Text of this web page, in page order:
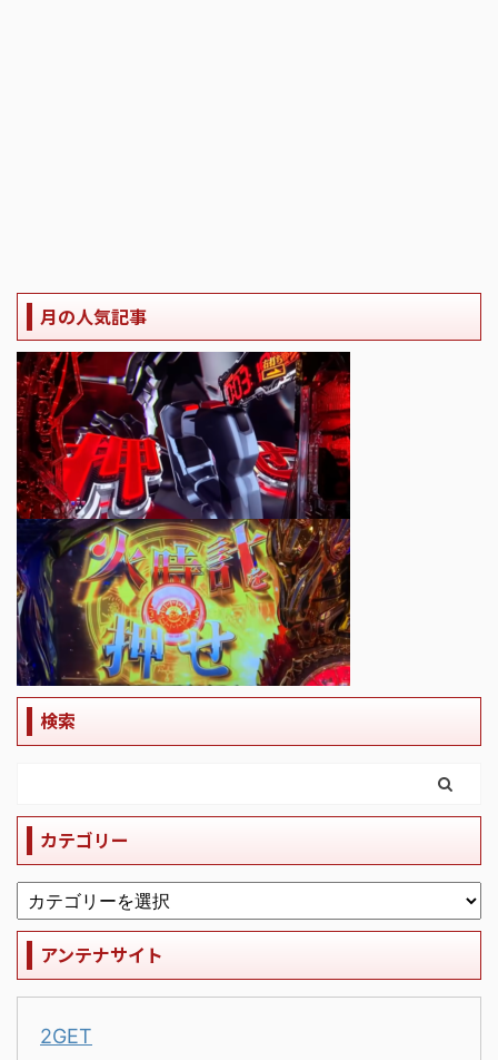
月の人気記事
検索
カテゴリー
アンテナサイト
2GET